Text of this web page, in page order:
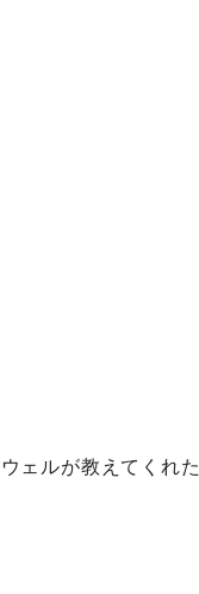
ェルが教えてくれた